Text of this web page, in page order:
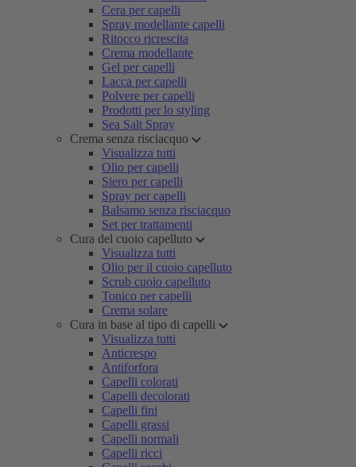
Cera per capelli
Spray modellante capelli
Ritocco ricrescita
Crema modellante
Gel per capelli
Lacca per capelli
Polvere per capelli
Prodotti per lo styling
Sea Salt Spray
Crema senza risciacquo
Visualizza tutti
Olio per capelli
Siero per capelli
Spray per capelli
Balsamo senza risciacquo
Set per trattamenti
Cura del cuoio capelluto
Visualizza tutti
Olio per il cuoio capelluto
Scrub cuoio capelluto
Tonico per capelli
Crema solare
Cura in base al tipo di capelli
Visualizza tutti
Anticrespo
Antiforfora
Capelli colorati
Capelli decolorati
Capelli fini
Capelli grassi
Capelli normali
Capelli ricci